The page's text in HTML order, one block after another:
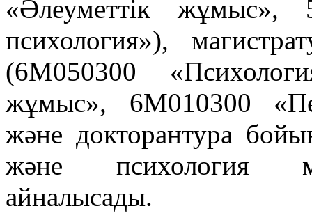
«Әлеуметтік жұмыс»,
психология»),
(6M050300
жұмыс», 6М010300
және докторантура
және психология
айналысады.